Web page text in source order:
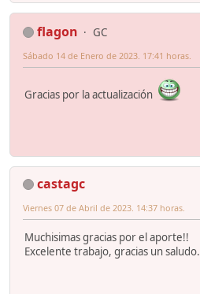
flagon
GC
Sábado 14 de Enero de 2023. 17:41 horas.
Gracias por la actualización
castagc
Viernes 07 de Abril de 2023. 14:37 horas.
Muchisimas gracias por el aporte!!
Excelente trabajo, gracias un saludo.